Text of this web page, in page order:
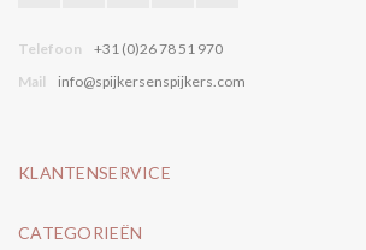
Telefoon
+31 (0)26 78 51 970
Mail
info@spijkersenspijkers.com
KLANTENSERVICE
CATEGORIEËN